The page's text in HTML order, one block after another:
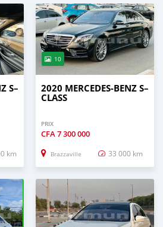
S–
km
10
2020 MERCEDES-BENZ S–
CLASS
PRIX
CFA7 300 000
Brazzaville 33 000 km